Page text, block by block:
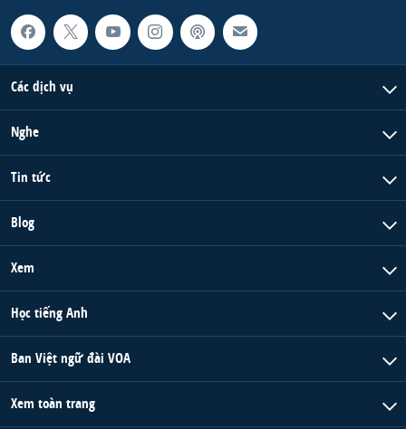
Các dịch vụ
Nghe
Tin tức
Blog
Xem
Học tiếng Anh
Ban Việt ngữ đài VOA
Xem toàn trang